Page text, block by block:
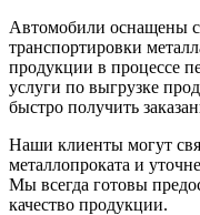
Автомобили оснащены
транспортировки
продукции в процессе
услуги по выгрузке
быстро получить
Наши клиенты могут
металлопроката и
Мы всегда готовы
качество продукции.